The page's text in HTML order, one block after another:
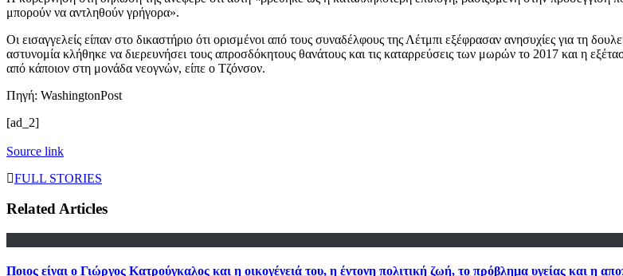
μπορούν να αντληθούν γρήγορα».
Οι εισαγγελείς είπαν στο δικαστήριο ότι ορισμένοι από τους συναδέλφους της Λέτμπι εξέφρασαν ανησυχίες για τη
αστυνομία κλήθηκε να διερευνήσει τους απροσδόκητους θανάτους και τις καταρρεύσεις των μωρών το 2017 και η
από κάποιον στη μονάδα νεογνών, είπε ο Τζόνσον.
Πηγή: WashingtonPost
[ad_2]
Source link
FULL STORIES
Related Articles
Ποιος είναι ο Γιώργος Κατρούγκαλος και η οικογένειά του, η έντονη πολιτική ζωή, το πρόβλημα υγείας και η